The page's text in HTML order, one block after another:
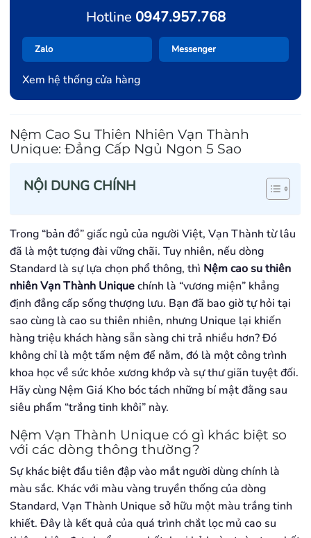
Hotline 0947.957.768
Zalo Messenger
Xem hệ thống cửa hàng
Nệm Cao Su Thiên Nhiên Vạn Thành
Unique: Đẳng Cấp Ngủ Ngon 5 Sao
NỘI DUNG CHÍNH
Trong “bản đồ” giấc ngủ của người Việt, Vạn Thành từ lâu
đã là một tượng đài vững chãi. Tuy nhiên, nếu dòng
Standard là sự lựa chọn phổ thông, thì Nệm cao su thiên
nhiên Vạn Thành Uniquechính là “vương miện” khẳng
định đẳng cấp sống thượng lưu. Bạn đã bao giờ tự hỏi tại
sao cùng là cao su thiên nhiên, nhưng Unique lại khiến
hàng triệu khách hàng sẵn sàng chi trả nhiều hơn? Đó
không chỉ là một tấm nệm để nằm, đó là một công trình
khoa học về sức khỏe xương khớp và sự thư giãn tuyệt đối.
Hãy cùng Nệm Giá Kho bóc tách những bí mật đằng sau
siêu phẩm “trắng tinh khôi” này.
Nệm Vạn Thành Unique có gì khác biệt so
với các dòng thông thường?
Sự khác biệt đầu tiên đập vào mắt người dùng chính là
màu sắc. Khác với màu vàng truyền thống của dòng
Standard, Vạn Thành Unique sở hữu một màu trắng tinh
khiết. Đây là kết quả của quá trình chắt lọc mủ cao su